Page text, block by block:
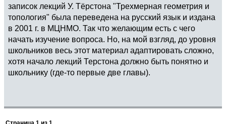
записок лекций У. Тёрстона "Трехмерная геометрия и
топология" была переведена на русский язык и издана
в 2001 г. в МЦНМО. Так что желающим есть с чего
начать изучение вопроса. Но, на мой взгляд, до уровня
школьников весь этот материал адаптировать сложно,
хотя начало лекций Терстона должно быть понятно и
школьнику (где-то первые две главы).